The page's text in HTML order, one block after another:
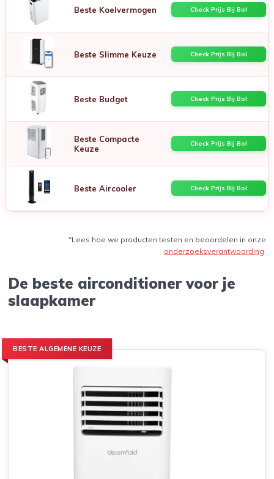
Beste Koelvermogen Check Prijs Bij Bol
Beste Slimme Keuze Check Prijs Bij Bol
Beste Budget Check Prijs Bij Bol
Beste Compacte
Keuze
Check Prijs Bij Bol
Beste Aircooler Check Prijs Bij Bol
*Lees hoe we producten testen en beoordelen in onze
onderzoeksverantwoording
De beste airconditioner voor je
slaapkamer
BESTE ALGEMENE KEUZE